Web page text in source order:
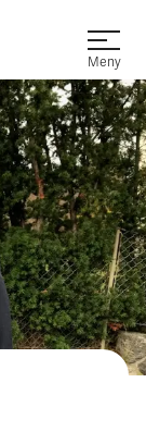
Öppna
Meny